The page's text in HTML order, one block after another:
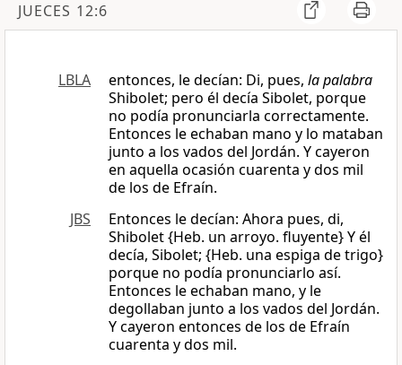
JUECES 12:6
LBLA entonces, le decían: Di, pues, la palabra
Shibolet; pero él decía Sibolet, porque
no podía pronunciarla correctamente.
Entonces le echaban mano y lo mataban
junto a los vados del Jordán. Y cayeron
en aquella ocasión cuarenta y dos mil
de los de Efraín.
JBS
Entonces le decían: Ahora pues, di,
Shibolet {Heb. un arroyo. fluyente} Y él
decía, Sibolet; {Heb. una espiga de trigo}
porque no podía pronunciarlo así.
Entonces le echaban mano, y le
degollaban junto a los vados del Jordán.
Y cayeron entonces de los de Efraín
cuarenta y dos mil.